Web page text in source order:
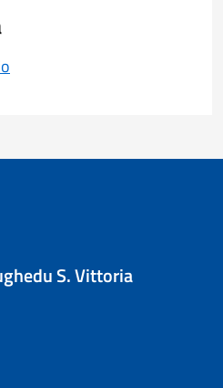
S. Vittoria